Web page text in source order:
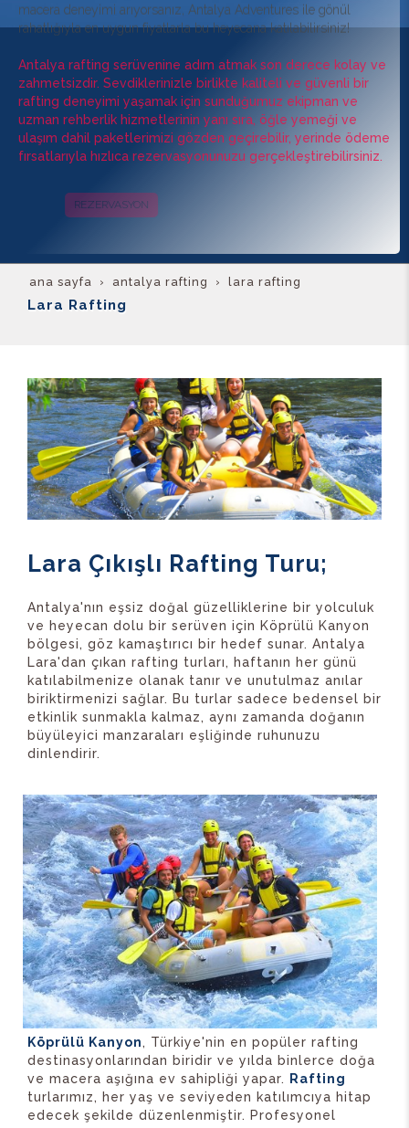
macera deneyimi arıyorsanız, Antalya Adventures ile gönül
rahatlığıyla en uygun fiyatlarla bu heyecana katılabilirsiniz!
Antalya rafting serüvenine adım atmak son derece kolay ve
zahmetsizdir. Sevdiklerinizle birlikte kaliteli ve güvenli bir
rafting deneyimi yaşamak için sunduğumuz ekipman ve
uzman rehberlik hizmetlerinin yanı sıra, öğle yemeği ve
ulaşım dahil paketlerimizi gözden geçirebilir, yerinde ödeme
fırsatlarıyla hızlıca rezervasyonunuzu gerçekleştirebilirsiniz.
REZERVASYON KAMPANYALAR
ana sayfa antalya rafting lara rafting
Lara Rafting
Lara Çıkışlı Rafting Turu;
Antalya'nın eşsiz doğal güzelliklerine bir yolculuk
ve heyecan dolu bir serüven için Köprülü Kanyon
bölgesi, göz kamaştırıcı bir hedef sunar. Antalya
Lara'dan çıkan rafting turları, haftanın her günü
katılabilmenize olanak tanır ve unutulmaz anılar
biriktirmenizi sağlar. Bu turlar sadece bedensel bir
etkinlik sunmakla kalmaz, aynı zamanda doğanın
büyüleyici manzaraları eşliğinde ruhunuzu
dinlendirir.
Köprülü Kanyon, Türkiye'nin en popüler rafting
destinasyonlarından biridir ve yılda binlerce doğa
ve macera aşığına ev sahipliği yapar.
Rafting
turlarımız, her yaş ve seviyeden katılımcıya hitap
edecek şekilde düzenlenmiştir. Profesyonel